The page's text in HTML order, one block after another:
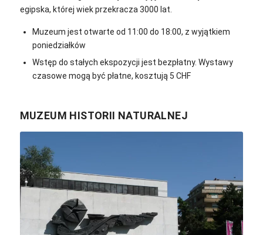
egipska, której wiek przekracza 3000 lat.
Muzeum jest otwarte od 11:00 do 18:00, z wyjątkiem
poniedziałków
Wstęp do stałych ekspozycji jest bezpłatny. Wystawy
czasowe mogą być płatne, kosztują 5 CHF
MUZEUM HISTORII NATURALNEJ